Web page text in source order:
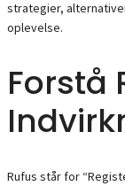
strategier,
oplevelse.
Forstå
Rufus står for